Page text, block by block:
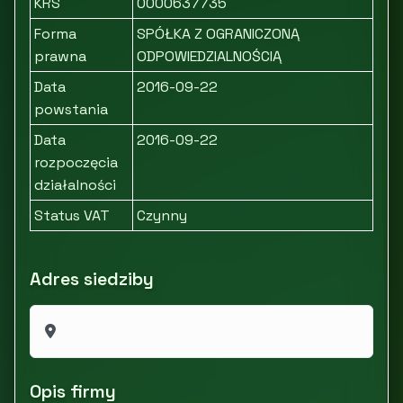
Forma
prawna
SPÓŁKA Z OGRANICZONĄ
ODPOWIEDZIALNOŚCIĄ
Data
powstania
2016-09-22
Data
rozpoczęcia
działalności
2016-09-22
Status VAT Czynny
Adres siedziby
Opis firmy